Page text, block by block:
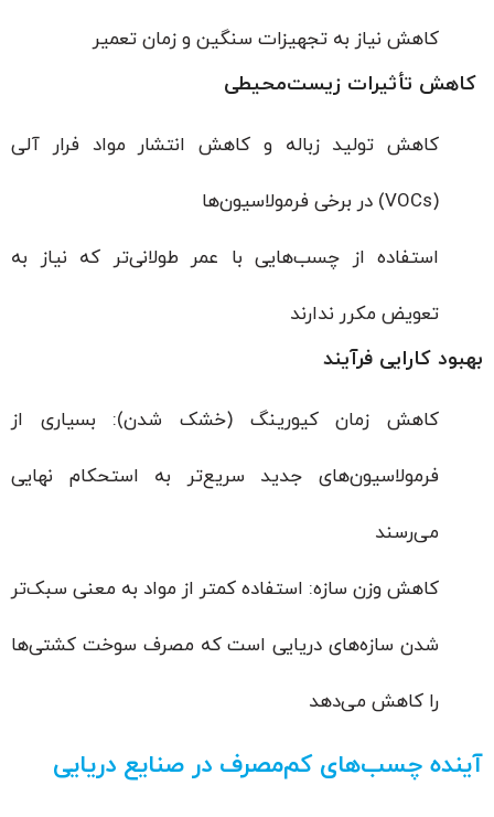
کاهش نیاز به تجهیزات سنگین و زمان تعمیر
کاهش تأثیرات زیست‌محیطی
کاهش تولید زباله و کاهش انتشار مواد فرار آلی
(VOCs) در برخی فرمولاسیون‌ها
استفاده از چسب‌هایی با عمر طولانی‌تر که نیاز به
تعویض مکرر ندارند
بهبود کارایی فرآیند
کاهش زمان کیورینگ (خشک شدن): بسیاری از
فرمولاسیون‌های جدید سریع‌تر به استحکام نهایی
می‌رسند
کاهش وزن سازه: استفاده کمتر از مواد به معنی سبک‌تر
شدن سازه‌های دریایی است که مصرف سوخت کشتی‌ها
را کاهش می‌دهد
آینده چسب‌های کم‌مصرف در صنایع دریایی